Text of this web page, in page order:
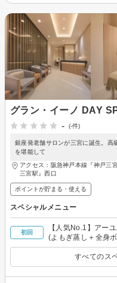
グラン・イーノ DAY
-
(-件)
銀座発老舗サロンが三宮に誕生。高
を堪能して
アクセス：阪急神戸本線『神戸三
三宮駅』西口
ポイントが貯まる・使える
スペシャルメニュー
初回
【人気No.1】アー
(よもぎ蒸し＋全身
分
すべてのス